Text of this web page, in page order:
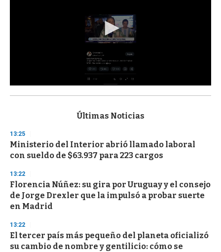
s
d
s
o
f
3
s
e
c
o
d
s
Últimas Noticias
13:25
Ministerio del Interior abrió llamado laboral
con sueldo de $63.937 para 223 cargos
13:22
Florencia Núñez: su gira por Uruguay y el consejo
de Jorge Drexler que la impulsó a probar suerte
en Madrid
13:22
El tercer país más pequeño del planeta oficializó
su cambio de nombre y gentilicio: cómo se